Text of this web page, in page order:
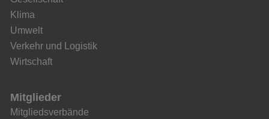
Klima
Umwelt
Verkehr und Logistik
Wirtschaft
Mitglieder
Mitgliedsverbände